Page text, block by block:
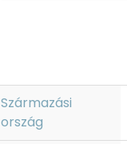
Származási
ország